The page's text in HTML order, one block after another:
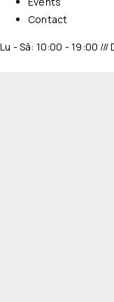
Contact
Lu - Sâ: 10:00 - 19:00 ///